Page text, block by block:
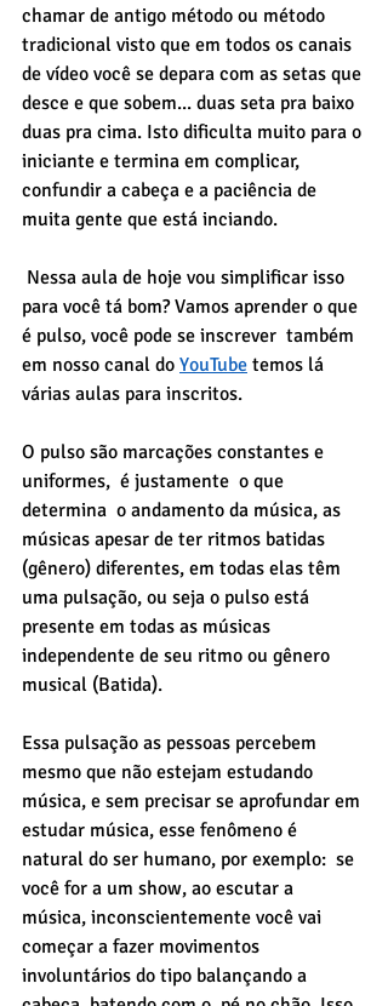
chamar de antigo método ou método
tradicional visto que em todos os canais
de vídeo você se depara com as setas que
desce e que sobem... duas seta pra baixo
duas pra cima. Isto dificulta muito para o
iniciante e termina em complicar,
confundir a cabeça e a paciência de
muita gente que está inciando.
para você tá bom? Vamos aprender o que
é pulso, você pode se inscrever  também
em nosso canal do YouTube temos lá
várias aulas para inscritos.
O pulso são marcações constantes e
uniformes,  é justamente  o que
determina  o andamento da música, as
músicas apesar de ter ritmos batidas
(gênero) diferentes, em todas elas têm
uma pulsação, ou seja o pulso está
presente em todas as músicas
independente de seu ritmo ou gênero
musical (Batida).
Essa pulsação as pessoas percebem
mesmo que não estejam estudando
música, e sem precisar se aprofundar em
estudar música, esse fenômeno é
natural do ser humano, por exemplo:  se
você for a um show, ao escutar a
música, inconscientemente você vai
começar a fazer movimentos
involuntários do tipo balançando a